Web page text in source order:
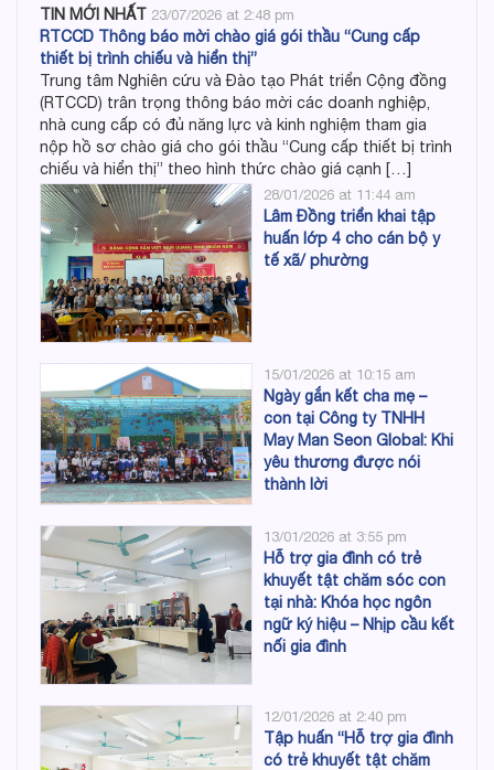
TIN MỚI NHẤT 23/07/2026 at 2:48 pm
RTCCD Thông báo mời chào giá gói thầu “Cung cấp
thiết bị trình chiếu và hiển thị”
Trung tâm Nghiên cứu và Đào tạo Phát triển Cộng đồng
(RTCCD) trân trọng thông báo mời các doanh nghiệp,
nhà cung cấp có đủ năng lực và kinh nghiệm tham gia
nộp hồ sơ chào giá cho gói thầu “Cung cấp thiết bị trình
chiếu và hiển thị” theo hình thức chào giá cạnh […]
28/01/2026 at 11:44 am
Lâm Đồng triển khai tập
huấn lớp 4 cho cán bộ y
tế xã/ phường
15/01/2026 at 10:15 am
Ngày gắn kết cha mẹ –
con tại Công ty TNHH
May Man Seon Global: Khi
yêu thương được nói
thành lời
13/01/2026 at 3:55 pm
Hỗ trợ gia đình có trẻ
khuyết tật chăm sóc con
tại nhà: Khóa học ngôn
ngữ ký hiệu – Nhịp cầu kết
nối gia đình
12/01/2026 at 2:40 pm
Tập huấn “Hỗ trợ gia đình
có trẻ khuyết tật chăm